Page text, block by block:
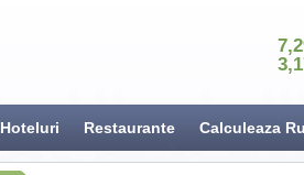
Hoteluri Restaurante Calculeaza